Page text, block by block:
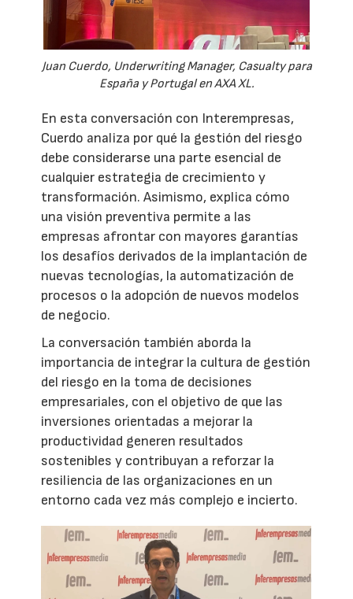
Juan Cuerdo, Underwriting Manager, Casualty para
España y Portugal en AXA XL.
En esta conversación con Interempresas,
Cuerdo analiza por qué la gestión del riesgo
debe considerarse una parte esencial de
cualquier estrategia de crecimiento y
transformación. Asimismo, explica cómo
una visión preventiva permite a las
empresas afrontar con mayores garantías
los desafíos derivados de la implantación de
nuevas tecnologías, la automatización de
procesos o la adopción de nuevos modelos
de negocio.
La conversación también aborda la
importancia de integrar la cultura de gestión
del riesgo en la toma de decisiones
empresariales, con el objetivo de que las
inversiones orientadas a mejorar la
productividad generen resultados
sostenibles y contribuyan a reforzar la
resiliencia de las organizaciones en un
entorno cada vez más complejo e incierto.